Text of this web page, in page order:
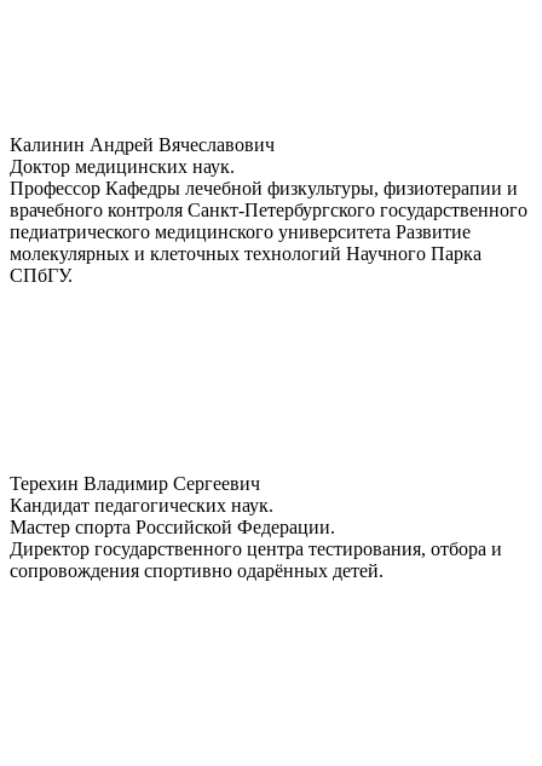
Калинин Андрей Вячеславович
Доктор медицинских наук.
Профессор Кафедры лечебной физкультуры, физиотерапии и
врачебного контроля Санкт-Петербургского государственного
педиатрического медицинского университета Развитие
молекулярных и клеточных технологий Научного Парка
СПбГУ.
Терехин Владимир Сергеевич
Кандидат педагогических наук.
Мастер спорта Российской Федерации.
Директор государственного центра тестирования, отбора и
сопровождения спортивно одарённых детей.